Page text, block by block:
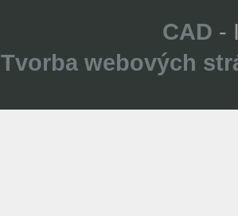
CAD -
Tvorba webových